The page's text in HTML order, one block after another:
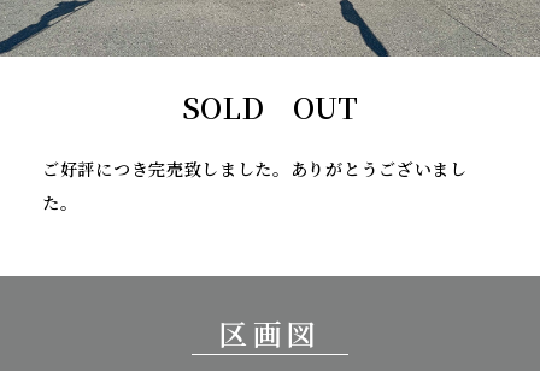
SOLD OUT
ご好評につき完売致しました。ありがとうございまし
た。
区画図